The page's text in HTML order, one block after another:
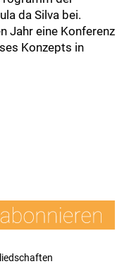
da Silva bei.
Jahr eine Konferenz
Konzepts in